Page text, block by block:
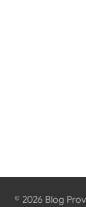
© 2026 Blog